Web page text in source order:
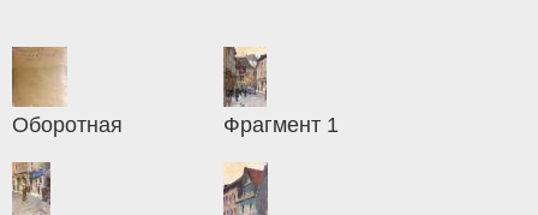
Оборотная Фрагмент 1